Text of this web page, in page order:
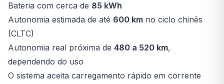
Bateria com cerca de 85 kWh
Autonomia estimada de até 600 km no ciclo chinês
(CLTC)
Autonomia real próxima de 480 a 520 km,
dependendo do uso
O sistema aceita carregamento rápido em corrente